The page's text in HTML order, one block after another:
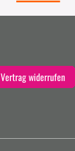
Vertrag widerrufen